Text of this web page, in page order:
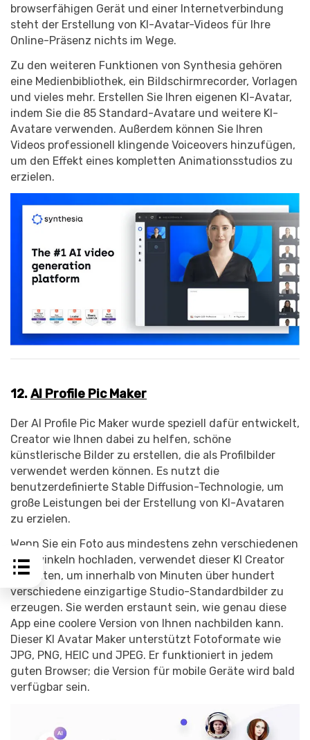
browserfähigen Gerät und einer Internetverbindung
steht der Erstellung von KI-Avatar-Videos für Ihre
Online-Präsenz nichts im Wege.
Zu den weiteren Funktionen von Synthesia gehören
eine Medienbibliothek, ein Bildschirmrecorder, Vorlagen
und vieles mehr. Erstellen Sie Ihren eigenen KI-Avatar,
indem Sie die 85 Standard-Avatare und weitere KI-
Avatare verwenden. Außerdem können Sie Ihren
Videos professionell klingende Voiceovers hinzufügen,
um den Effekt eines kompletten Animationsstudios zu
erzielen.
12.AI Profile Pic Maker
Der AI Profile Pic Maker wurde speziell dafür entwickelt,
Creator wie Ihnen dabei zu helfen, schöne
künstlerische Bilder zu erstellen, die als Profilbilder
verwendet werden können. Es nutzt die
benutzerdefinierte Stable Diffusion-Technologie, um
große Leistungen bei der Erstellung von KI-Avataren
zu erzielen.
Wenn Sie ein Foto aus mindestens zehn verschiedenen
Blickwinkeln hochladen, verwendet dieser KI Creator
die Daten, um innerhalb von Minuten über hundert
verschiedene einzigartige Studio-Standardbilder zu
erzeugen. Sie werden erstaunt sein, wie genau diese
App eine coolere Version von Ihnen nachbilden kann.
Dieser KI Avatar Maker unterstützt Fotoformate wie
JPG, PNG, HEIC und JPEG. Er funktioniert in jedem
guten Browser; die Version für mobile Geräte wird bald
verfügbar sein.